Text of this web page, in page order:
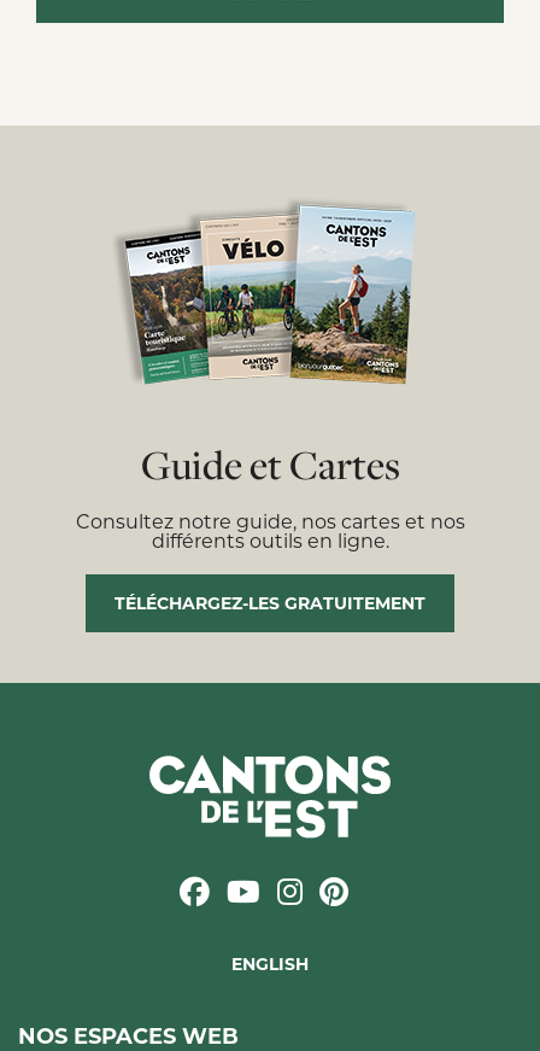
Guide et Cartes
Consultez notre guide, nos cartes et nos
différents outils en ligne.
TÉLÉCHARGEZ-LES GRATUITEMENT
ENGLISH
NOS ESPACES WEB